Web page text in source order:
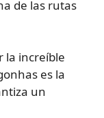
de las rutas
la increíble
es la
un